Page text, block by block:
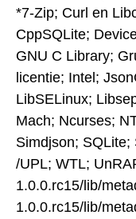
*7-Zip; Curl en
CppSQLite;
GNU C Library;
licentie; Intel;
LibSELinux;
Mach; Ncurses;
Simdjson; SQLite;
/UPL; WTL;
1.0.0.rc15/lib/
1.0.0.rc15/lib/